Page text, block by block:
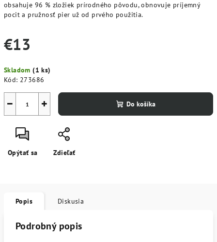
obsahuje 96 % zložiek prírodného pôvodu, obnovuje príjemný
pocit a pružnosť pier už od prvého použitia.
€13
cena:
Skladom(1 ks)
Kód: 273686
+
− Do košíka
Opýtať sa Zdieľať
Popis Diskusia
Podrobný popis